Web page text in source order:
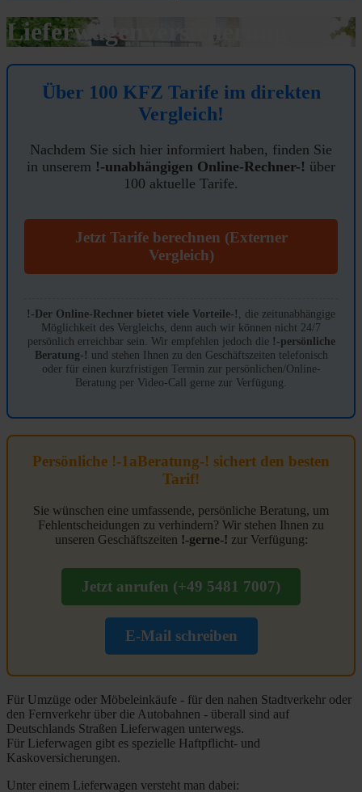
Lieferwagenversicherung
Über 100 KFZ Tarife im direkten
Vergleich!
Nachdem Sie sich hier informiert haben, finden Sie
in unserem !-unabhängigen Online-Rechner-! über
100 aktuelle Tarife.
Jetzt Tarife berechnen (Externer
Vergleich)
!-Der Online-Rechner bietet viele Vorteile-!
, die zeitunabhängige
Möglichkeit des Vergleichs, denn auch wir können nicht 24/7
persönlich erreichbar sein. Wir empfehlen jedoch die !-persönliche
Beratung-! und stehen Ihnen zu den Geschäftszeiten telefonisch
oder für einen kurzfristigen Termin zur persönlichen/Online-
Beratung per Video-Call gerne zur Verfügung.
Persönliche !-1aBeratung-! sichert den besten
Tarif!
Sie wünschen eine umfassende, persönliche Beratung, um
Fehlentscheidungen zu verhindern? Wir stehen Ihnen zu
unseren Geschäftszeiten !-gerne-! zur Verfügung:
Jetzt anrufen (+49 5481 7007)
E-Mail schreiben
Für Umzüge oder Möbeleinkäufe - für den nahen Stadtverkehr oder
den Fernverkehr über die Autobahnen - überall sind auf
Deutschlands Straßen Lieferwagen unterwegs.
Für Lieferwagen gibt es spezielle Haftpflicht- und
Kaskoversicherungen.
Unter einem Lieferwagen versteht man dabei: